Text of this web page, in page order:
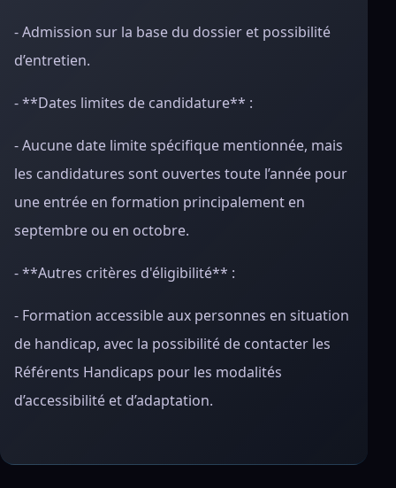
- Admission sur la base du dossier et possibilité
d’entretien.
- **Dates limites de candidature** :
- Aucune date limite spécifique mentionnée, mais
les candidatures sont ouvertes toute l’année pour
une entrée en formation principalement en
septembre ou en octobre.
- **Autres critères d'éligibilité** :
- Formation accessible aux personnes en situation
de handicap, avec la possibilité de contacter les
Référents Handicaps pour les modalités
d’accessibilité et d’adaptation.